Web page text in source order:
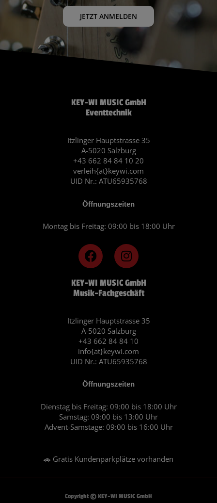
JETZT ANMELDEN
KEY-WI MUSIC GmbH
Musik-Fachgeschäft
Itzlinger Hauptstrasse 35
A-5020 Salzburg
+43 662 84 84 10
info{at}keywi.com
UID Nr.: ATU65935768
Öffnungszeiten
Dienstag bis Freitag: 09:00 bis 18:00 Uhr
Samstag: 09:00 bis 13:00 Uhr
Advent-Samstage: 09:00 bis 16:00 Uhr
🚗 Gratis Kundenparkplätze vorhanden
F
a
c
e
b
o
k
I
n
s
t
a
r
a
m
KEY-WI MUSIC GmbH
Eventtechnik
Itzlinger Hauptstrasse 35
A-5020 Salzburg
+43 662 84 84 10 20
verleih{at}keywi.com
UID Nr.: ATU65935768
Öffnungszeiten
Montag bis Freitag: 09:00 bis 18:00 Uhr
Copyright © KEY-WI MUSIC GmbH